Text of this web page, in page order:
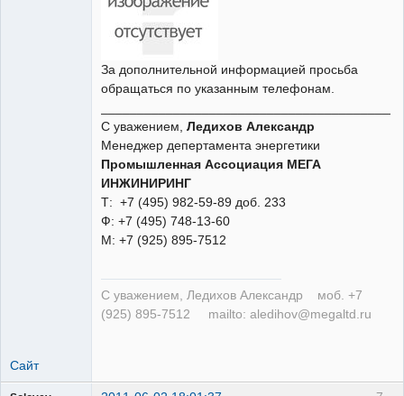
За дополнительной информацией просьба
обращаться по указанным телефонам.
С уважением, Ледихов Александр
Менеджер депертамента энергетики
Промышленная Ассоциация МЕГА
ИНЖИНИРИНГ
Т: +7 (495) 982-59-89 доб. 233
Ф: +7 (495) 748-13-60
М: +7 (925) 895-7512
С уважением, Ледихов Александр моб. +7
(925) 895-7512 mailto: aledihov@megaltd.ru
Сайт